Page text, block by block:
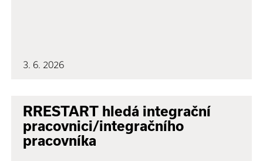
3. 6. 2026
RRESTART hledá integrační
pracovnici/integračního
pracovníka